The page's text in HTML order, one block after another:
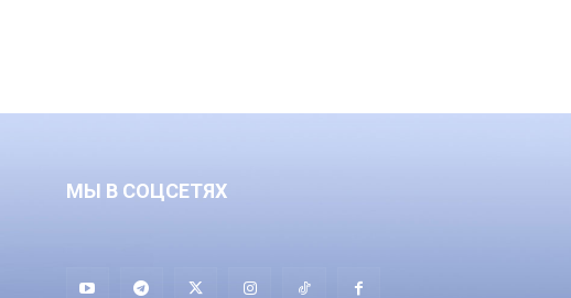
МЫ В СОЦСЕТЯХ